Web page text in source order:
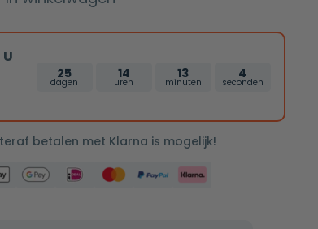
25
dagen
14
uren
13
minuten
3
seconden
betalen met Klarna is mogelijk!